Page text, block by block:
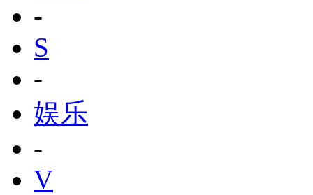
-
S
-
娱乐
-
V